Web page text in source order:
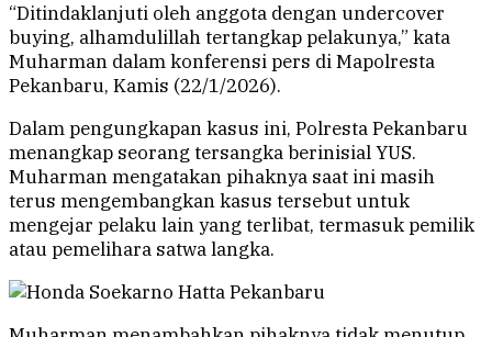
“Ditindaklanjuti oleh anggota dengan undercover
buying, alhamdulillah tertangkap pelakunya,” kata
Muharman dalam konferensi pers di Mapolresta
Pekanbaru, Kamis (22/1/2026).
Dalam pengungkapan kasus ini, Polresta Pekanbaru
menangkap seorang tersangka berinisial YUS.
Muharman mengatakan pihaknya saat ini masih
terus mengembangkan kasus tersebut untuk
mengejar pelaku lain yang terlibat, termasuk pemilik
atau pemelihara satwa langka.